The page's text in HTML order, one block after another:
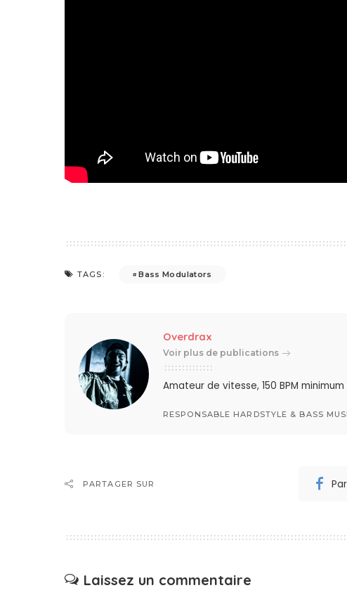
TAGS: Bass Modulators
Overdrax
Voir plus de publications
Amateur de vitesse, 150 BPM
RESPONSABLE HARDSTYLE & BASS
PARTAGER SUR
Laissez un commentaire